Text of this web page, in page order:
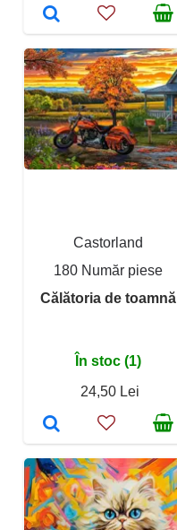
Castorland
180 Număr piese
Călătoria de toamnă
În stoc (1)
24,50 Lei